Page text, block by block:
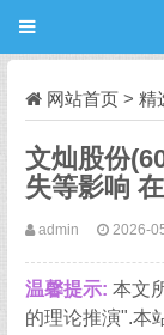
网站首页 > 精
文灿股份
失等影响
admin 2026-
温馨提示: 本文
的理论推演".本